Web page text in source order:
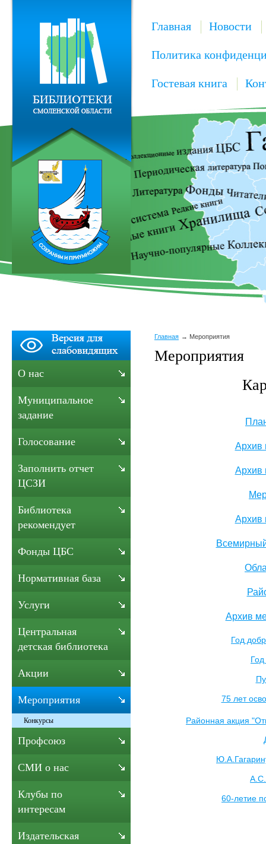
Главная Новости
Политика
Гостевая книга
Главная Мероприятия
Мероприятия
Архив
Архив
Архив
Архив
Год
75 лет
Районная акция
60-летие
О нас
Муниципальное
задание
Голосование
Заполнить отчет
ЦСЗИ
Библиотека
рекомендует
Фонды ЦБС
Нормативная база
Услуги
Центральная
детская библиотека
Акции
Мероприятия
Конкурсы
Профсоюз
СМИ о нас
Клубы по
интересам
Издательская